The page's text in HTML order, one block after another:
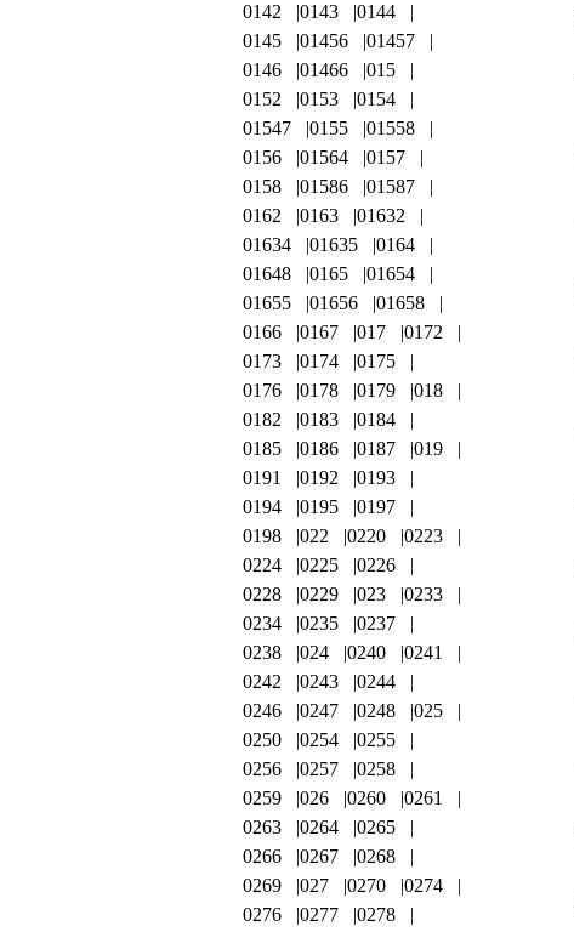
0142
0143
0144
0145
01456
01457
0146
01466
015
0152
0153
0154
01547
0155
01558
0156
01564
0157
0158
01586
01587
0162
0163
01632
01634
01635
0164
01648
0165
01654
01655
01656
01658
0166
0167 017
0172
0173
0174
0175
0176
0178 0179
018
0182
0183
0184
0185
0186 0187
019
0191
0192
0193
0194
0195
0197
0198
022 0220
0223
0224
0225
0226
0228
0229 023
0233
0234
0235
0237
0238
024 0240
0241
0242
0243
0244
0246
0247 0248
025
0250
0254
0255
0256
0257
0258
0259
026 0260
0261
0263
0264
0265
0266
0267
0268
0269
027 0270
0274
0276
0277
0278